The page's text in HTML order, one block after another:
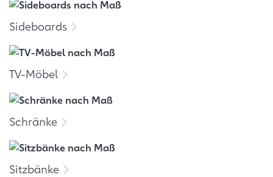
Sideboards
TV-Möbel
Schränke
Sitzbänke